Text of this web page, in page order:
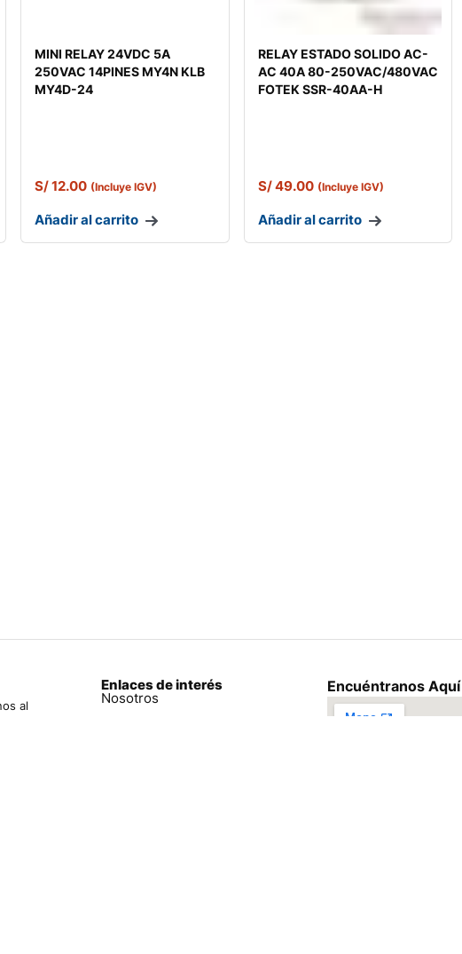
MINI RELAY 24VDC 5A
250VAC 14PINES MY4N KLB
MY4D-24
S/12.00 (Incluye IGV)
Añadir al carrito
RELAY ESTADO SOLIDO AC-
AC 40A 80-250VAC/480VAC
FOTEK SSR-40AA-H
S/49.00 (Incluye IGV)
Añadir al carrito
al
Enlaces de interés
Nosotros
Encuéntranos Aquí